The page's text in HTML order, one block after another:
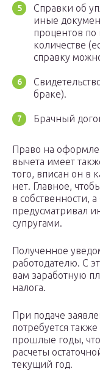
Справки об
иные
процентов
количестве
справку
браке).
Брачный
Право на
вычета имеет
того, вписан он в
нет. Главное,
в собственности,
предусматривал
супругами.
Полученное
работодателю. С
вам заработную
налога.
При подаче
потребуется
прошлые годы,
расчеты
текущий год.